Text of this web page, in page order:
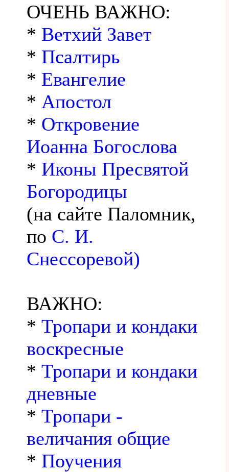
ОЧЕНЬ ВАЖНО:
* Ветхий Завет
* Псалтирь
* Евангелие
* Апостол
* Откровение
Иоанна Богослова
* Иконы Пресвятой
Богородицы
(на сайте Паломник,
по С. И.
Снессоревой)
ВАЖНО:
* Тропари и кондаки
воскресные
* Тропари и кондаки
дневные
* Тропари -
величания общие
* Поучения